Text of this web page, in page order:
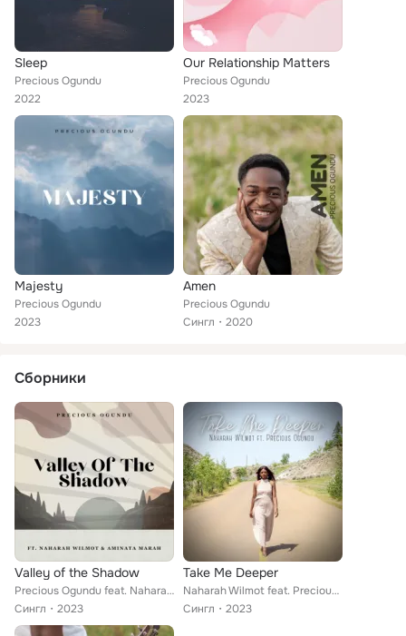
Sleep
Precious Ogundu
2022
Our Relationship Matters
Precious Ogundu
2023
Majesty
Precious Ogundu
2023
Amen
Precious Ogundu
Сингл
2020
Сборники
Valley of the Shadow
Precious Ogundu feat. Naharah Wilmot, Aminata Marah
Сингл
2023
Take Me Deeper
Naharah Wilmot feat. Precious Ogundu
Сингл
2023